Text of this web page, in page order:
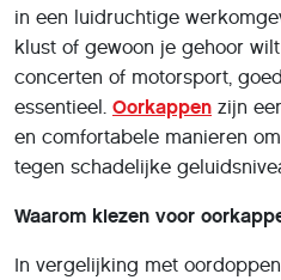
in een luidruchtige
klust of gewoon je gehoor
concerten of motorsport,
essentieel. Oorkappen zijn
en comfortabele manieren
tegen schadelijke
Waarom kiezen voor
In vergelijking met